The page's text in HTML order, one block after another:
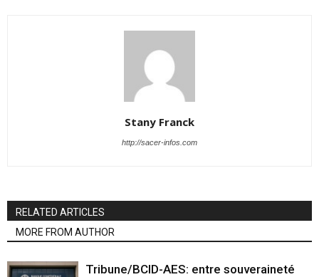
Stany Franck
http://sacer-infos.com
RELATED ARTICLES
MORE FROM AUTHOR
Tribune/BCID-AES: entre souveraineté